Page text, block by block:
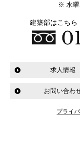
※ 水曜
建築部はこちら
求人情報
お問い合わ
プライ